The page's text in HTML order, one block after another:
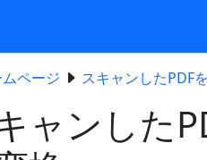
ページ スキャンしたPDF
ャンした